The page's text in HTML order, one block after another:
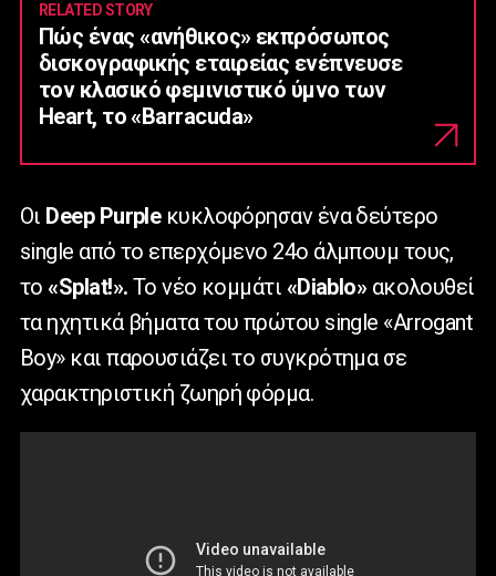
RELATED STORY
Πώς ένας «ανήθικος» εκπρόσωπος
δισκογραφικής εταιρείας ενέπνευσε
τον κλασικό φεμινιστικό ύμνο των
Heart, το «Barracuda»
Οι Deep Purpleκυκλοφόρησαν ένα δεύτερο
single από το επερχόμενο 24ο άλμπουμ τους,
το«Splat!». Το νέο κομμάτι «Diablo»ακολουθεί
τα ηχητικά βήματα του πρώτου single «Arrogant
Boy» και παρουσιάζει το συγκρότημα σε
χαρακτηριστική ζωηρή φόρμα.